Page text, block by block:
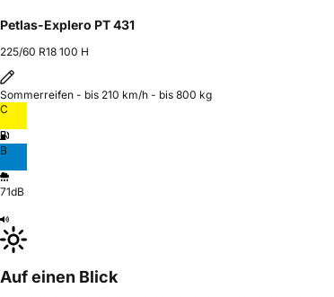
Petlas-Explero PT 431
225/60 R18 100 H
Sommerreifen - bis 210 km/h - bis 800 kg
C
B
71dB
Auf einen Blick